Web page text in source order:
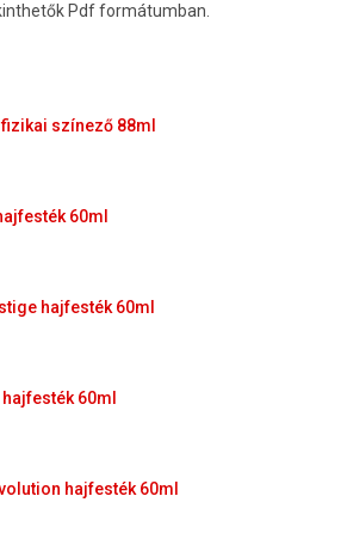
Pdf formátumban.
színező 88ml
60ml
hajfesték 60ml
60ml
hajfesték 60ml